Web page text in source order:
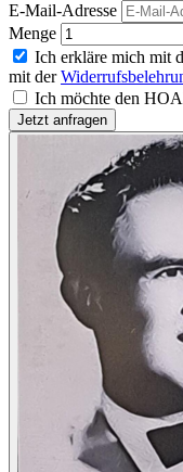
E-Mail-Adresse
Menge
Ich erkläre mich mit
mit der
Ich möchte den